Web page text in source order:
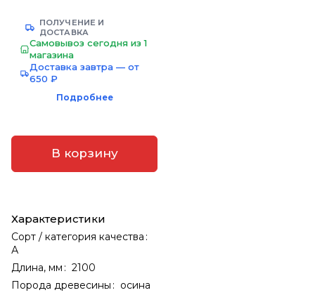
ПОЛУЧЕНИЕ И
ДОСТАВКА
Самовывоз сегодня из 1
магазина
Доставка завтра — от
650 ₽
Подробнее
В корзину
Характеристики
Сорт / категория качества :
А
Длина, мм : 2100
Порода древесины : осина